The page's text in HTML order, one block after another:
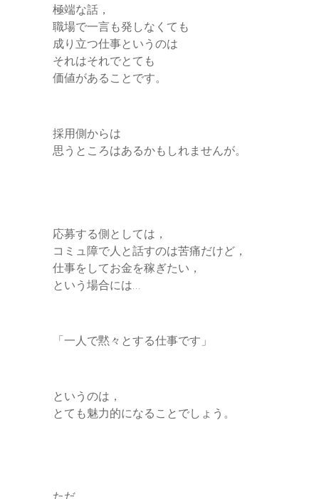
極端な話，
職場で一言も発しなくても
成り立つ仕事というのは
それはそれでとても
価値があることです。
採用側からは
思うところはあるかもしれませんが。
応募する側としては，
コミュ障で人と話すのは苦痛だけど，
仕事をしてお金を稼ぎたい，
という場合には…
「一人で黙々とする仕事です」
というのは，
とても魅力的になることでしょう。